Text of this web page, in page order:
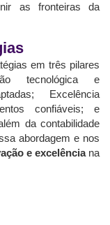
as fronteiras da
em três pilares
tecnológica e
Excelência
confiáveis; e
da contabilidade
abordagem e nos
e excelênciana